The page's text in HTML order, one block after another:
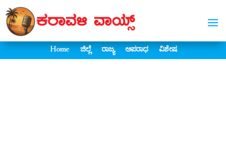
Home ಜಿಲ್ಲೆ ರಾಜ್ಯ ಅಪರಾಧ ವಿಶೇಷ